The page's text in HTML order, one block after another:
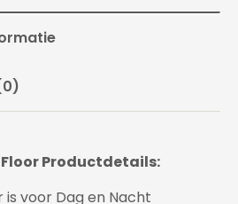
Productdetails:
voor Dag en Nacht